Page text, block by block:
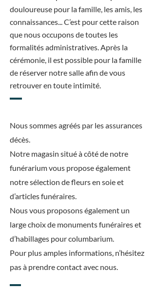
douloureuse pour la famille, les amis, les
connaissances... C’est pour cette raison
que nous occupons de toutes les
formalités administratives. Après la
cérémonie, il est possible pour la famille
de réserver notre salle afin de vous
retrouver en toute intimité.
Nous sommes agréés par les assurances
décès.
Notre magasin situé à côté de notre
funérarium vous propose également
notre sélection de fleurs en soie et
d’articles funéraires.
Nous vous proposons également un
large choix de monuments funéraires et
d’habillages pour columbarium.
Pour plus amples informations, n’hésitez
pas à prendre contact avec nous.